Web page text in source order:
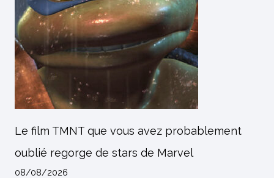
Le film TMNT que vous avez probablement
oublié regorge de stars de Marvel
08/08/2026